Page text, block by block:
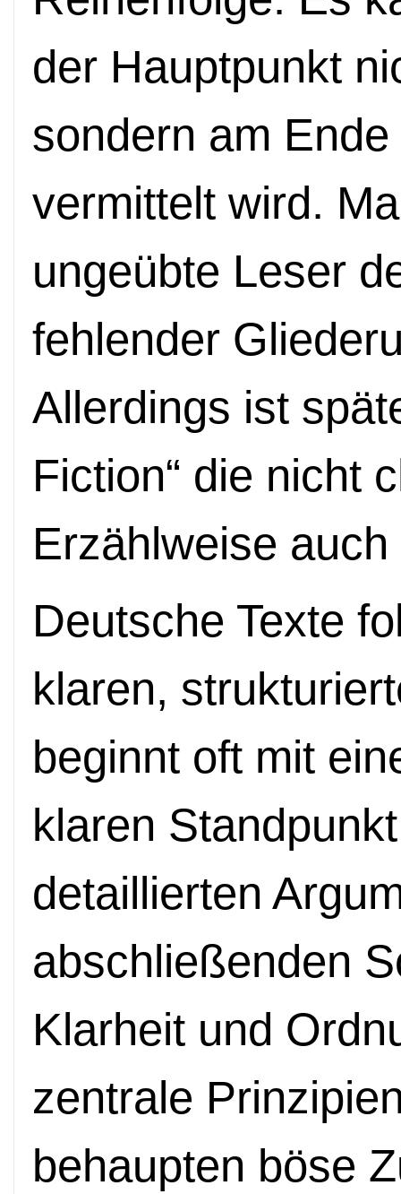
der Hauptpunkt
sondern am
vermittelt wird.
ungeübte Leser
fehlender
Allerdings ist
Fiction“ die nicht
Erzählweise
Deutsche Texte
klaren,
beginnt oft mit
klaren
detaillierten
abschließenden
Klarheit und
zentrale
behaupten böse